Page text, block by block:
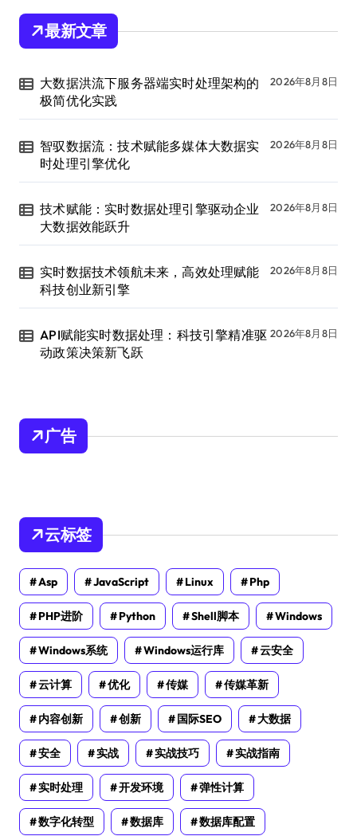
最新文章
大数据洪流下服务器端实时处理架构的
极简优化实践
2026年8月8日
智驭数据流：技术赋能多媒体大数据实
时处理引擎优化
2026年8月8日
技术赋能：实时数据处理引擎驱动企业
大数据效能跃升
2026年8月8日
实时数据技术领航未来，高效处理赋能
科技创业新引擎
2026年8月8日
API赋能实时数据处理：科技引擎精准驱
动政策决策新飞跃
2026年8月8日
广告
云标签
Asp JavaScript Linux Php
PHP进阶 Python Shell脚本 Windows
Windows系统 Windows运行库 云安全
云计算 优化 传媒 传媒革新
内容创新 创新 国际SEO 大数据
安全 实战 实战技巧 实战指南
实时处理 开发环境 弹性计算
数字化转型 数据库 数据库配置